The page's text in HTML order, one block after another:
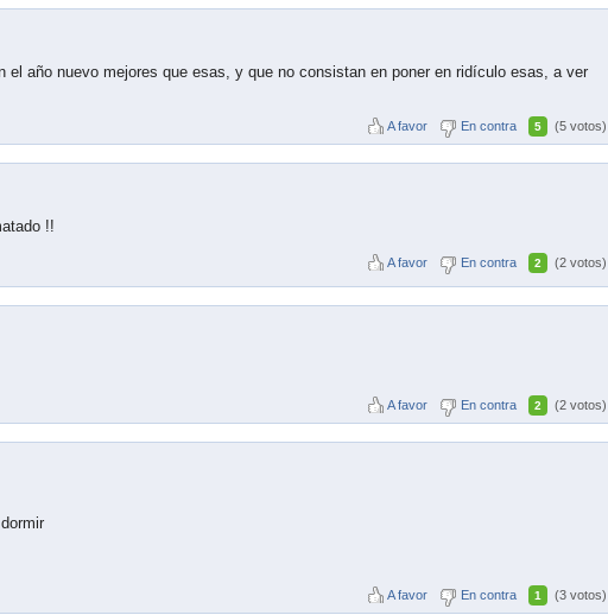
el año nuevo mejores que esas, y que no consistan en poner en ridículo esas, a ver
A favor En contra 5 (5 votos)
!!
A favor En contra 2 (2 votos)
A favor En contra 2 (2 votos)
A favor En contra 1 (3 votos)